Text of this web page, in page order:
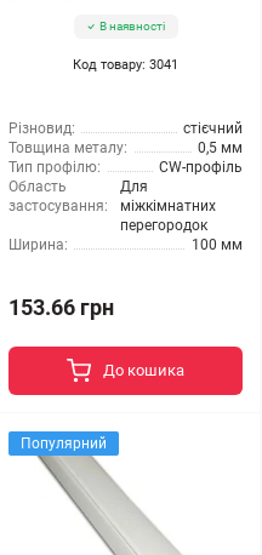
В наявності
Код товару: 3041
Різновид:
стієчний
Товщина металу:
0,5 мм
Тип профілю:
CW-профіль
Область
застосування:
Для
міжкімнатних
перегородок
Ширина:
100 мм
153.66 грн
До кошика
Популярний